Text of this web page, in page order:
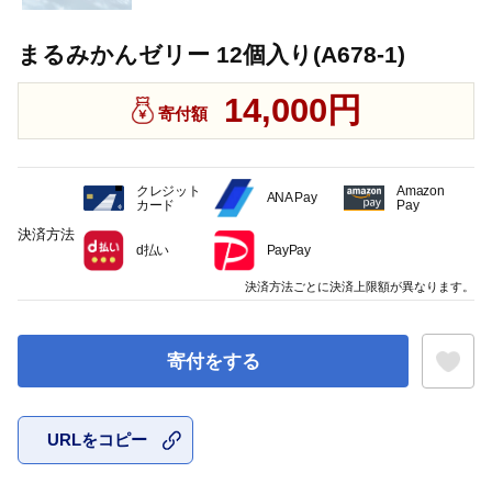
まるみかんゼリー 12個入り(A678-1)
寄付額 14,000円
寄付をする
URLをコピー
決済方法
クレジット
カード
ANA Pay
Amazon
Pay
d払い PayPay
決済方法ごとに決済上限額が異なります。